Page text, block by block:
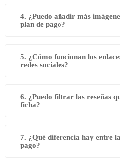
4. ¿Puedo añadir más
plan de pago?
5. ¿Cómo funcionan los
redes sociales?
6. ¿Puedo filtrar las reseñas
ficha?
7. ¿Qué diferencia hay entre
pago?